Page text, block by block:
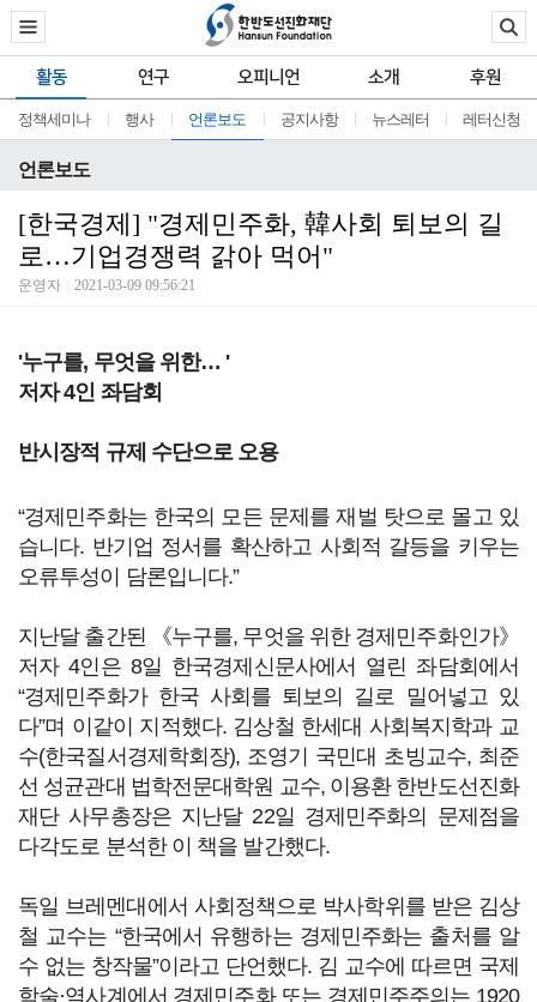
활동 연구 오피니언 소개 후원
정책세미나 행사 언론보도 공지사항 뉴스레터 레터신청
언론보도
[한국경제] "경제민주화, 韓사회 퇴보의 길
로…기업경쟁력 갉아 먹어"
운영자 2021-03-09 09:56:21
'누구를, 무엇을 위한… '
저자 4인 좌담회
반시장적 규제 수단으로 오용
“경제민주화는 한국의 모든 문제를 재벌 탓으로 몰고 있
습니다. 반기업 정서를 확산하고 사회적 갈등을 키우는
오류투성이 담론입니다.”
지난달 출간된 《누구를, 무엇을 위한 경제민주화인가》
저자 4인은 8일 한국경제신문사에서 열린 좌담회에서
“경제민주화가 한국 사회를 퇴보의 길로 밀어넣고 있
다”며 이같이 지적했다. 김상철 한세대 사회복지학과 교
수(한국질서경제학회장), 조영기 국민대 초빙교수, 최준
선 성균관대 법학전문대학원 교수, 이용환 한반도선진화
재단 사무총장은 지난달 22일 경제민주화의 문제점을
다각도로 분석한 이 책을 발간했다.
독일 브레멘대에서 사회정책으로 박사학위를 받은 김상
철 교수는 “한국에서 유행하는 경제민주화는 출처를 알
수 없는 창작물”이라고 단언했다. 김 교수에 따르면 국제
학술·역사계에서 경제민주화 또는 경제민주주의는 1920